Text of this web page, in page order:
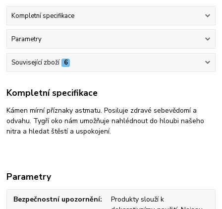
Kompletní specifikace
Parametry
Související zboží 6
Kompletní specifikace
Kámen mírní příznaky astmatu. Posiluje zdravé sebevědomí a
odvahu. Tygří oko nám umožňuje nahlédnout do hloubi našeho
nitra a hledat štěstí a uspokojení.
Parametry
Bezpečnostní upozornění
Produkty slouží k